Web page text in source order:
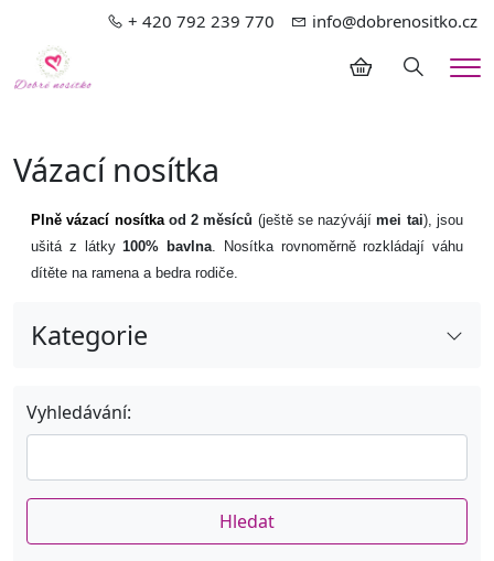
+ 420 792 239 770 info@dobrenositko.cz
Hledání
Vázací nosítka
Plně vázací nosítka od 2 měsíců (ještě se nazývájímei tai), jsou
ušitá z látky 100% bavlna . Nosítka rovnoměrně rozkládají váhu
dítěte na ramena a bedra rodiče.
Kategorie
Ergonomická nosítka od 4-5 měsíců
Vyhledávání:
Hledat